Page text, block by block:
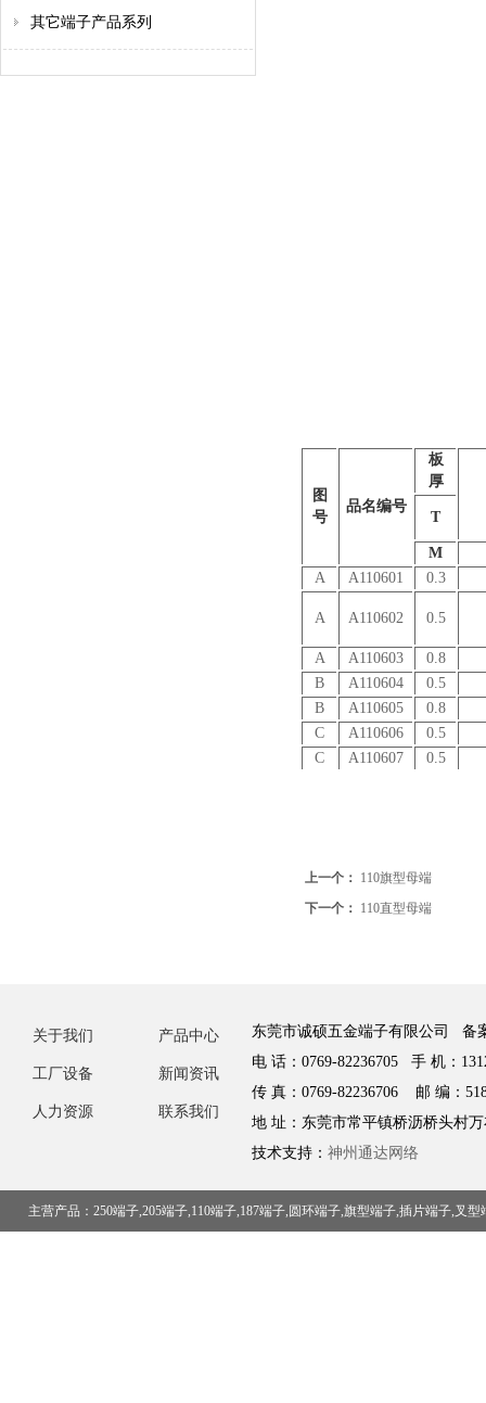
其它端子产品系列
图
号
品名编号
板
厚
T
M
A
A110601 0.3
A A110602 0.5
A A110603
0.8
B
A110604
0.5
B
A110605
0.8
C
A110606
0.5
C
A110607 0.5
上一个： 110旗型母端
下一个： 110直型母端
关于我们 产品中心
工厂设备 新闻资讯
人力资源 联系我们
东莞市诚硕五金端子有限公司 备
电 话：0769-82236705 手 机：
传 真：0769-82236706 邮 编：
地 址：东莞市常平镇桥沥桥头村
技术支持： 神州通达网络
主营产品：250端子,205端子,110端子,187端子,圆环端子,旗型端子,插片端子,